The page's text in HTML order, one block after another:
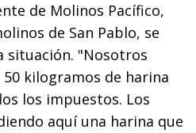
de Molinos Pacífico,
de San Pablo, se
"Nosotros
kilogramos de harina
los impuestos. Los
aquí una harina que